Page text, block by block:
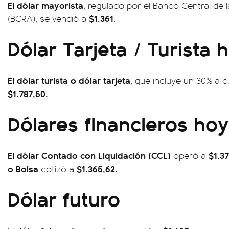
El dólar mayorista, regulado por el Banco Central de
(BCRA), se vendió a $1.361.
Dólar Tarjeta / Turista
El dólar turista o dólar tarjeta, que incluye un 30% a
$1.787,50.
Dólares financieros hoy
El dólar Contado con Liquidación (CCL) operó a
o Bolsa cotizó a $1.365,62.
Dólar futuro